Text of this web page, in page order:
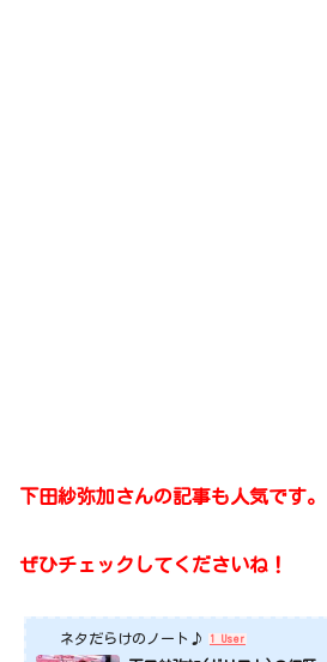
下田紗弥加さんの記事も人気です。
ぜひチェックしてくださいね！
ネタだらけのノート♪ 1 User